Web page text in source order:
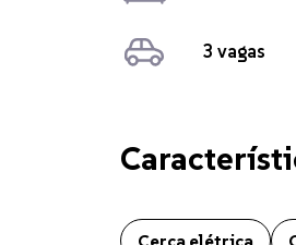
3 vagas
Casa localizado no